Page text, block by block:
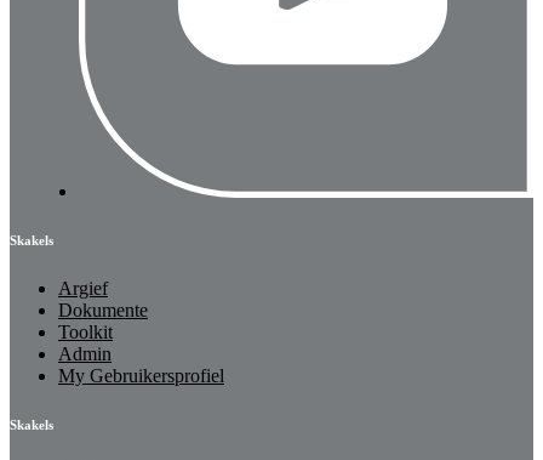
Skakels
Argief
Dokumente
Toolkit
Admin
My Gebruikersprofiel
Skakels